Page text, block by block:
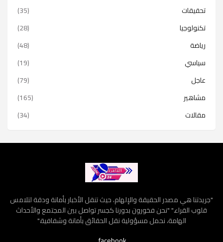
تحقيقات
(35)
تكنولوجيا
(28)
رياضة
(48)
سياسي
(19)
عاجل
(79)
مشاهير
(165)
مقالات
(34)
"جريدتنا هي مصدر الحقيقة والإلهام، حيث تنقل الأخبار بأمانة ودقة لتلامس
قلوب القراء." "نحن فخورون بدورنا كجسر تواصل بين المجتمع والأحداث
الهامة، نحمل مسؤولية نقل الحقائق بأمانة وشفافية."